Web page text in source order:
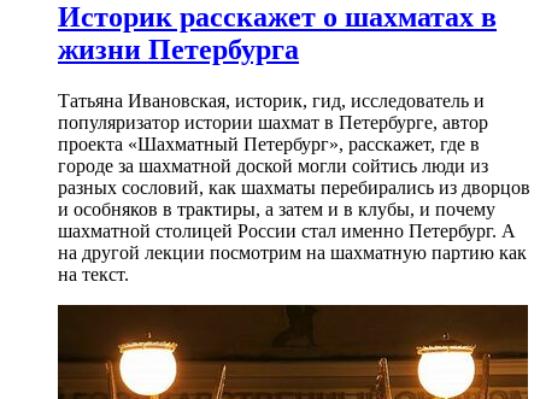
Историк расскажет о шахматах в
жизни Петербурга
Татьяна Ивановская, историк, гид, исследователь и
популяризатор истории шахмат в Петербурге, автор
проекта «Шахматный Петербург», расскажет, где в
городе за шахматной доской могли сойтись люди из
разных сословий, как шахматы перебирались из дворцов
и особняков в трактиры, а затем и в клубы, и почему
шахматной столицей России стал именно Петербург. А
на другой лекции посмотрим на шахматную партию как
на текст.